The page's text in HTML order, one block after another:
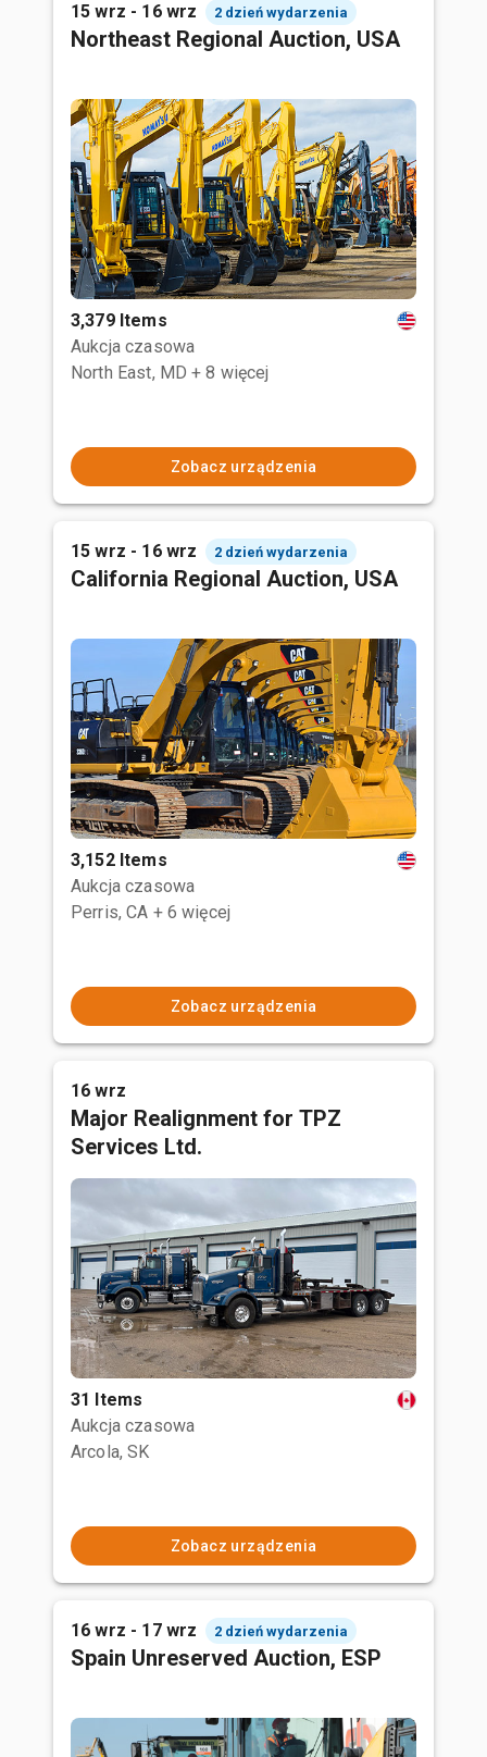
15 wrz - 16 wrz 2 dzień wydarzenia
Northeast Regional Auction, USA
3,379 Items
Aukcja czasowa
North East, MD + 8 więcej
Zobacz urządzenia
15 wrz - 16 wrz 2 dzień wydarzenia
California Regional Auction, USA
3,152 Items
Aukcja czasowa
Perris, CA + 6 więcej
Zobacz urządzenia
16 wrz
Major Realignment for TPZ
Services Ltd.
31 Items
Aukcja czasowa
Arcola, SK
Zobacz urządzenia
16 wrz - 17 wrz 2 dzień wydarzenia
Spain Unreserved Auction, ESP